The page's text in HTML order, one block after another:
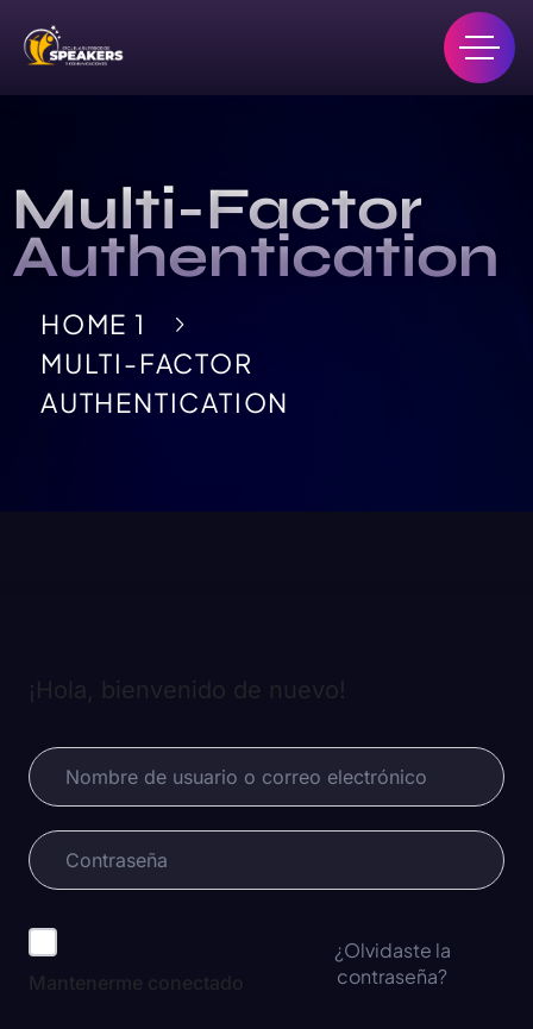
Multi-Factor
Authentication
HOME 1
MULTI-FACTOR
AUTHENTICATION
¡Hola, bienvenido de nuevo!
Mantenerme conectado
¿Olvidaste la
contraseña?